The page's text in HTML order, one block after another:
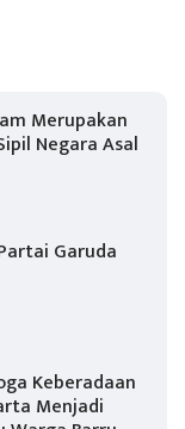
Merupakan
Negara Asal
Garuda
Keberadaan
Menjadi